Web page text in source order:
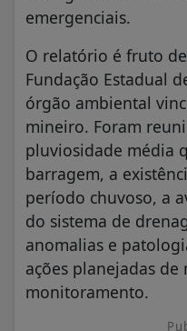
emergenciais.
O relatório é fruto
Fundação Estadual
órgão ambiental
mineiro. Foram
pluviosidade média
barragem, a
período chuvoso, a
do sistema de
anomalias e
ações planejadas de
monitoramento.